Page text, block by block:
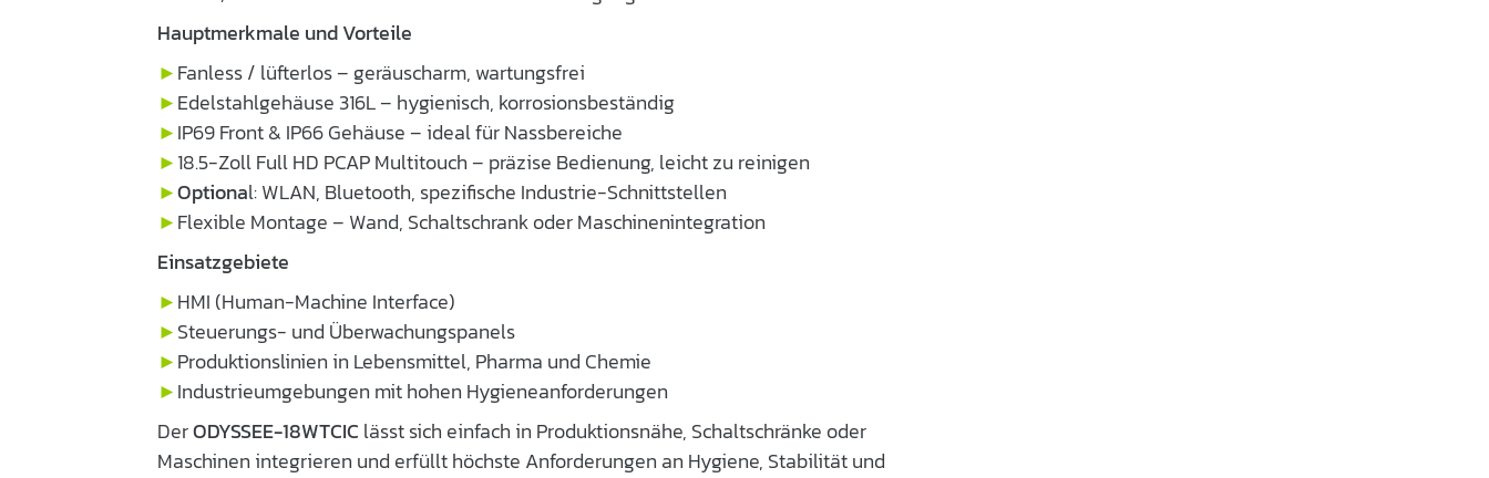
Hauptmerkmale und Vorteile
►Fanless / lüfterlos – geräuscharm, wartungsfrei
►Edelstahlgehäuse 316L – hygienisch, korrosionsbeständig
►IP69 Front & IP66 Gehäuse – ideal für Nassbereiche
►18.5-Zoll Full HD PCAP Multitouch – präzise Bedienung, leicht zu reinigen
►Optional: WLAN, Bluetooth, spezifische Industrie-Schnittstellen
►Flexible Montage – Wand, Schaltschrank oder Maschinenintegration
Einsatzgebiete
►HMI (Human-Machine Interface)
►Steuerungs- und Überwachungspanels
►Produktionslinien in Lebensmittel, Pharma und Chemie
►Industrieumgebungen mit hohen Hygieneanforderungen
DerODYSSEE-18WTCIC lässt sich einfach in Produktionsnähe, Schaltschränke oder
Maschinen integrieren und erfüllt höchste Anforderungen an Hygiene, Stabilität und